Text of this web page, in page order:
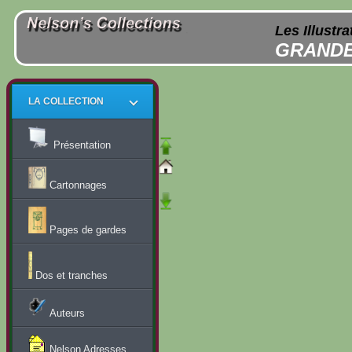
Les
LA COLLECTION
Présentation
Cartonnages
Pages de gardes
Dos et tranches
Auteurs
Nelson Adresses